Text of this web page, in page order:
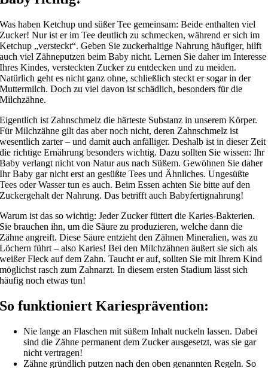
Was haben Ketchup und süßer Tee gemeinsam: Beide enthalten viel
Zucker! Nur ist er im Tee deutlich zu schmecken, während er sich im
Ketchup „versteckt“. Geben Sie zuckerhaltige Nahrung häufiger, hilft
auch viel Zähneputzen beim Baby nicht. Lernen Sie daher im Interesse
Ihres Kindes, versteckten Zucker zu entdecken und zu meiden.
Natürlich geht es nicht ganz ohne, schließlich steckt er sogar in der
Muttermilch. Doch zu viel davon ist schädlich, besonders für die
Milchzähne.
Eigentlich ist Zahnschmelz die härteste Substanz in unserem Körper.
Für Milchzähne gilt das aber noch nicht, deren Zahnschmelz ist
wesentlich zarter – und damit auch anfälliger. Deshalb ist in dieser Zeit
die richtige Ernährung besonders wichtig. Dazu sollten Sie wissen: Ihr
Baby verlangt nicht von Natur aus nach Süßem. Gewöhnen Sie daher
Ihr Baby gar nicht erst an gesüßte Tees und Ähnliches. Ungesüßte
Tees oder Wasser tun es auch. Beim Essen achten Sie bitte auf den
Zuckergehalt der Nahrung. Das betrifft auch Babyfertignahrung!
Warum ist das so wichtig: Jeder Zucker füttert die Karies-Bakterien.
Sie brauchen ihn, um die Säure zu produzieren, welche dann die
Zähne angreift. Diese Säure entzieht den Zähnen Mineralien, was zu
Löchern führt – also Karies! Bei den Milchzähnen äußert sie sich als
weißer Fleck auf dem Zahn. Taucht er auf, sollten Sie mit Ihrem Kind
möglichst rasch zum Zahnarzt. In diesem ersten Stadium lässt sich
häufig noch etwas tun!
So funktioniert Kariesprävention:
Nie lange an Flaschen mit süßem Inhalt nuckeln lassen. Dabei
sind die Zähne permanent dem Zucker ausgesetzt, was sie gar
nicht vertragen!
Zähne gründlich putzen nach den oben genannten Regeln. So